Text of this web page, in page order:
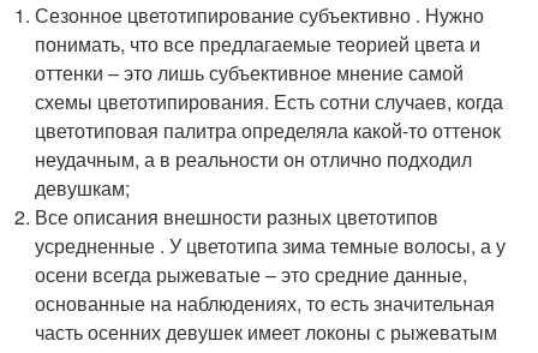
Сезонное цветотипирование субъективно . Нужно
понимать, что все предлагаемые теорией цвета и
оттенки – это лишь субъективное мнение самой
схемы цветотипирования. Есть сотни случаев, когда
цветотиповая палитра определяла какой-то оттенок
неудачным, а в реальности он отлично подходил
девушкам;
Все описания внешности разных цветотипов
усредненные . У цветотипа зима темные волосы, а у
осени всегда рыжеватые – это средние данные,
основанные на наблюдениях, то есть значительная
часть осенних девушек имеет локоны с рыжеватым